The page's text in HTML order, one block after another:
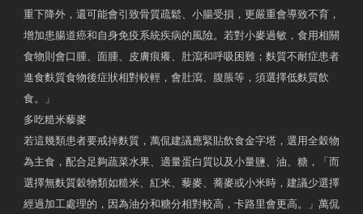
重下降外，還可能會引致骨質疏鬆、小腸受損，更嚴重會導致不育，
增加患腸道癌和自身免疫系統疾病的風險。若對小麥過敏，食用相關
食物則會口腫、面腫、皮膚痕癢、肚瀉和呼吸困難；麩質不耐症患者
進食麩質食物後症狀相對較輕，會肚瀉、腹脹等，須選擇低麩質飲
食。」
多吃糙米藜麥
若這幾類患者要戒掉麩質，萬侃建議應緊貼飲食金字塔，選用全穀物
為主食，配合足夠蔬菜水果、適量蛋白質以及小量鹽、油、糖，「而
選擇無麩質穀物類如糙米、紅米、藜麥、蕎麥或小米時，建議少選擇
經過加工處理的，因為油分和糖分相對較高，卡路里會更高。」萬侃